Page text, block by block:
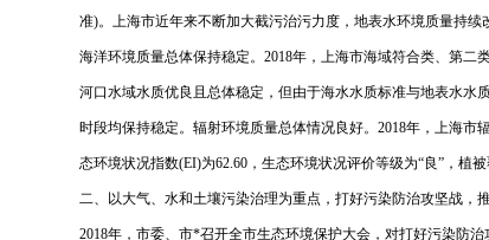
准)。上海市近年来不断加大截污治污力度，地表水环境质量持
海洋环境质量总体保持稳定。2018年，上海市海域符合类、第二
河口水域水质优良且总体稳定，但由于海水水质标准与地表水水
时段均保持稳定。辐射环境质量总体情况良好。2018年，上海
态环境状况指数(EI)为62.60，生态环境状况评价等级为“良”，植
二、以大气、水和土壤污染治理为重点，打好污染防治攻坚战，
2018年，市委、市*召开全市生态环境保护大会，对打好污染防